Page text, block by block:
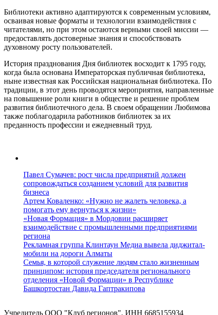
Библиотеки активно адаптируются к современным условиям,
осваивая новые форматы и технологии взаимодействия с
читателями, но при этом остаются верными своей миссии —
предоставлять достоверные знания и способствовать
духовному росту пользователей.
История празднования Дня библиотек восходит к 1795 году,
когда была основана Императорская публичная библиотека,
ныне известная как Российская национальная библиотека. По
традиции, в этот день проводятся мероприятия, направленные
на повышение роли книги в обществе и решение проблем
развития библиотечного дела. В своем обращении Любимова
также поблагодарила работников библиотек за их
преданность профессии и ежедневный труд.
Павел Сумачев: рост числа предприятий должен
сопровождаться созданием условий для развития
бизнеса
Артем Коваленко: «Нужно не жалеть человека, а
помогать ему вернуться к жизни»
«Новая Формация» в Мордовии расширяет
взаимодействие с промышленными предприятиями
региона
Рекламная группа Клинтаун Медиа вывела диджитал-
мобили на дороги Алматы
Семья, в которой служение людям стало жизненным
принципом: история председателя регионального
отделения «Новой Формации» в Республике
Башкортостан Давида Гаптракипова
Учредитель ООО "Клуб регионов", ИНН 6685155934